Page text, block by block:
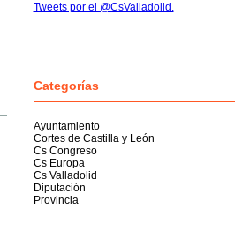
Tweets por el @CsValladolid.
Categorías
Ayuntamiento
Cortes de Castilla y León
Cs Congreso
Cs Europa
Cs Valladolid
Diputación
Provincia